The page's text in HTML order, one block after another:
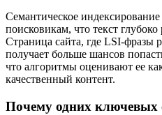
Семантическое
поисковикам, что текст глубоко
Страница сайта, где LSI-фразы
получает больше шансов
что алгоритмы оценивают ее
качественный контент.
Почему одних ключевых